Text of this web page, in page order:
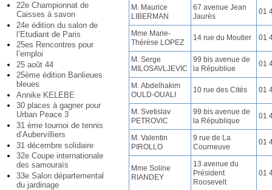
22e Championnat de
Caisses à savon
24e édition du salon de
l’Etudiant de Paris
25es Rencontres pour
l’emploi
25 août 44
25ème édition Banlieues
bleues
Annike KELEBE
30 places à gagner pour
Urban Peace 3
31 ème tournoi de tennis
d’Aubervilliers
31 décembre solidaire
32e Coupe internationale
des samouraïs
33e Salon départemental
du jardinage
M. Maurice
LIBERMAN
67 avenue Jean
Jaurès
01
Mme Marie-
Thérèse LOPEZ
14 rue du Moutier 01
M. Serge
MILOSAVLJEVIC
99 bis avenue de
la Républiue
01
M. Abdelhakim
OULD-OUALI
10 rue des Cités 01
M. Svetislav
PETROVIC
99 bis avenue de
la République
01
M. Valentin
PIROLLO
9 rue de La
Courneuve
01
Mme Soline
RIANDEY
13 avenue du
Président
Roosevelt
01